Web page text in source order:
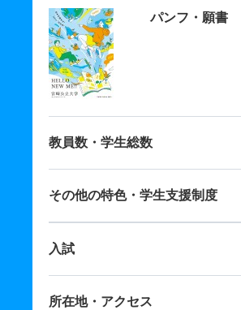
パンフ・願書
教員数・学生総数
その他の特色・学生支援制度
入試
所在地・アクセス